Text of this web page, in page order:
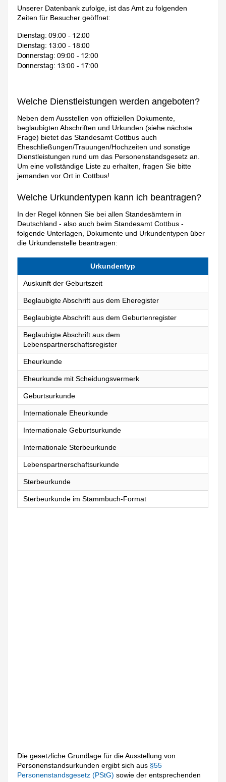
Unserer Datenbank zufolge, ist das Amt zu folgenden
Zeiten für Besucher geöffnet:
Welche Dienstleistungen werden angeboten?
Neben dem Ausstellen von offiziellen Dokumente,
beglaubigten Abschriften und Urkunden (siehe nächste
Frage) bietet das Standesamt Cottbus auch
Eheschließungen/Trauungen/Hochzeiten und sonstige
Dienstleistungen rund um das Personenstandsgesetz an.
Um eine vollständige Liste zu erhalten, fragen Sie bitte
jemanden vor Ort in Cottbus!
Welche Urkundentypen kann ich beantragen?
In der Regel können Sie bei allen Standesämtern in
Deutschland - also auch beim Standesamt Cottbus -
folgende Unterlagen, Dokumente und Urkundentypen über
die Urkundenstelle beantragen:
Urkundentyp
Auskunft der Geburtszeit
Beglaubigte Abschrift aus dem Eheregister
Beglaubigte Abschrift aus dem Geburtenregister
Beglaubigte Abschrift aus dem
Lebenspartnerschaftsregister
Eheurkunde
Eheurkunde mit Scheidungsvermerk
Geburtsurkunde
Internationale Eheurkunde
Internationale Geburtsurkunde
Internationale Sterbeurkunde
Lebenspartnerschaftsurkunde
Sterbeurkunde
Sterbeurkunde im Stammbuch-Format
Die gesetzliche Grundlage für die Ausstellung von
Personenstandsurkunden ergibt sich aus §55
Personenstandsgesetz (PStG)sowie der entsprechenden